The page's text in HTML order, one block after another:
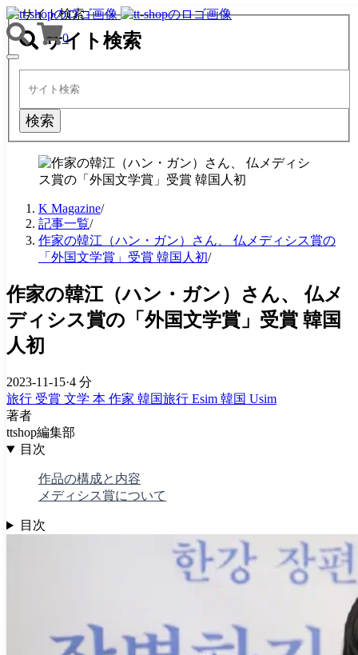
0
TOGGLE
NAVIGATION
サイト検索
サイト検索
検索
K Magazine/
記事一覧/
作家の韓江（ハン・ガン）さん、 仏メディシス賞の
「外国文学賞」受賞 韓国人初/
作家の韓江（ハン・ガン）さん、 仏メ
ディシス賞の「外国文学賞」受賞 韓国
人初
2023-11-15·4 分
旅行 受賞 文学 本 作家 韓国旅行 Esim 韓国 Usim
著者
ttshop編集部
目次
作品の構成と内容
メディシス賞について
目次